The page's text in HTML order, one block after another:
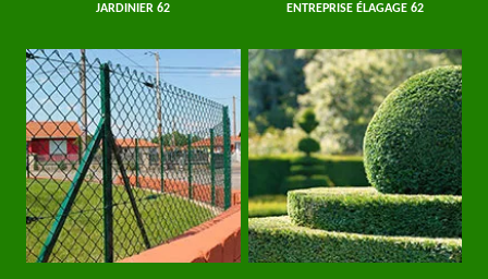
JARDINIER 62 ENTREPRISE ÉLAGAGE 62